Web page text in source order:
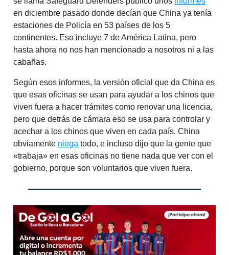
en diciembre pasado donde decían que China ya tenía
estaciones de Policía en 53 países de los 5
continentes. Eso incluye 7 de América Latina, pero
hasta ahora no nos han mencionado a nosotros ni a las
cabañas.
Según esos informes, la versión oficial que da China es
que esas oficinas se usan para ayudar a los chinos que
viven fuera a hacer trámites como renovar una licencia,
pero que detrás de cámara eso se usa para controlar y
acechar a los chinos que viven en cada país. China
obviamente niega todo, e incluso dijo que la gente que
«trabaja» en esas oficinas no tiene nada que ver con el
gobierno, porque son voluntarios que viven fuera.